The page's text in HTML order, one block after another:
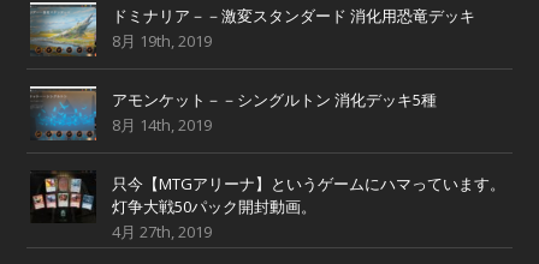
ドミナリア－－激変スタンダード 消化用恐竜デッキ
8月 19th, 2019
アモンケット－－シングルトン 消化デッキ5種
8月 14th, 2019
只今【MTGアリーナ】というゲームにハマっています。
灯争大戦50パック開封動画。
4月 27th, 2019